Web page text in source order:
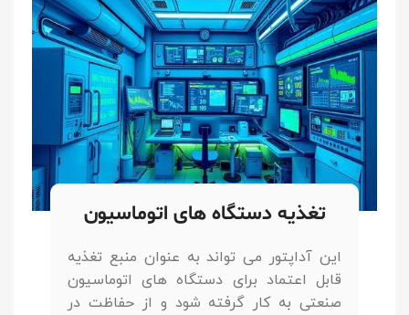
تغذیه دستگاه های اتوماسیون
این آداپتور می تواند به عنوان منبع تغذیه
قابل اعتماد برای دستگاه های اتوماسیون
صنعتی به کار گرفته شود و از حفاظت در